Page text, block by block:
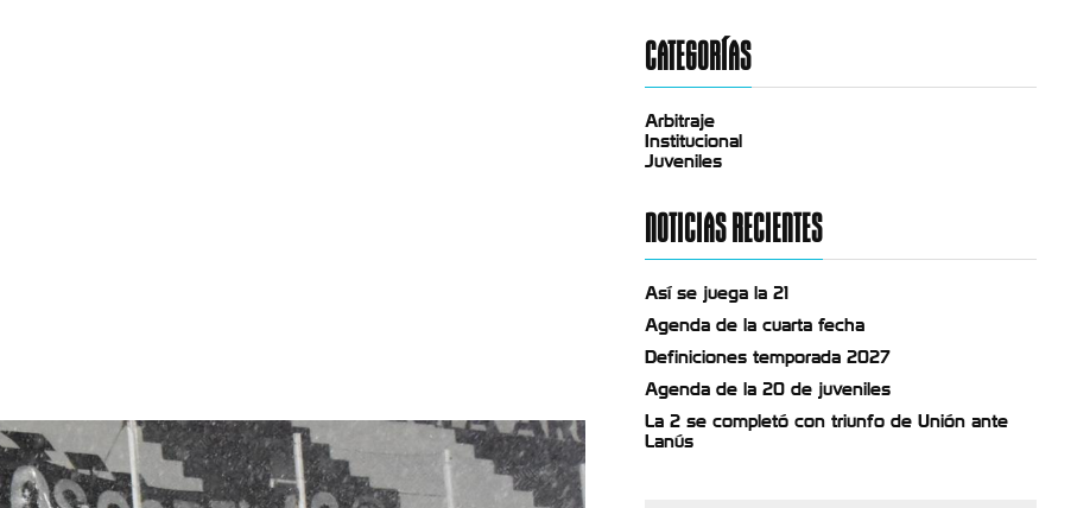
CATEGORÍAS
Arbitraje
Institucional
Juveniles
NOTICIAS RECIENTES
Así se juega la 21
Agenda de la cuarta fecha
Definiciones temporada 2027
Agenda de la 20 de juveniles
La 2 se completó con triunfo de Unión ante
Lanús